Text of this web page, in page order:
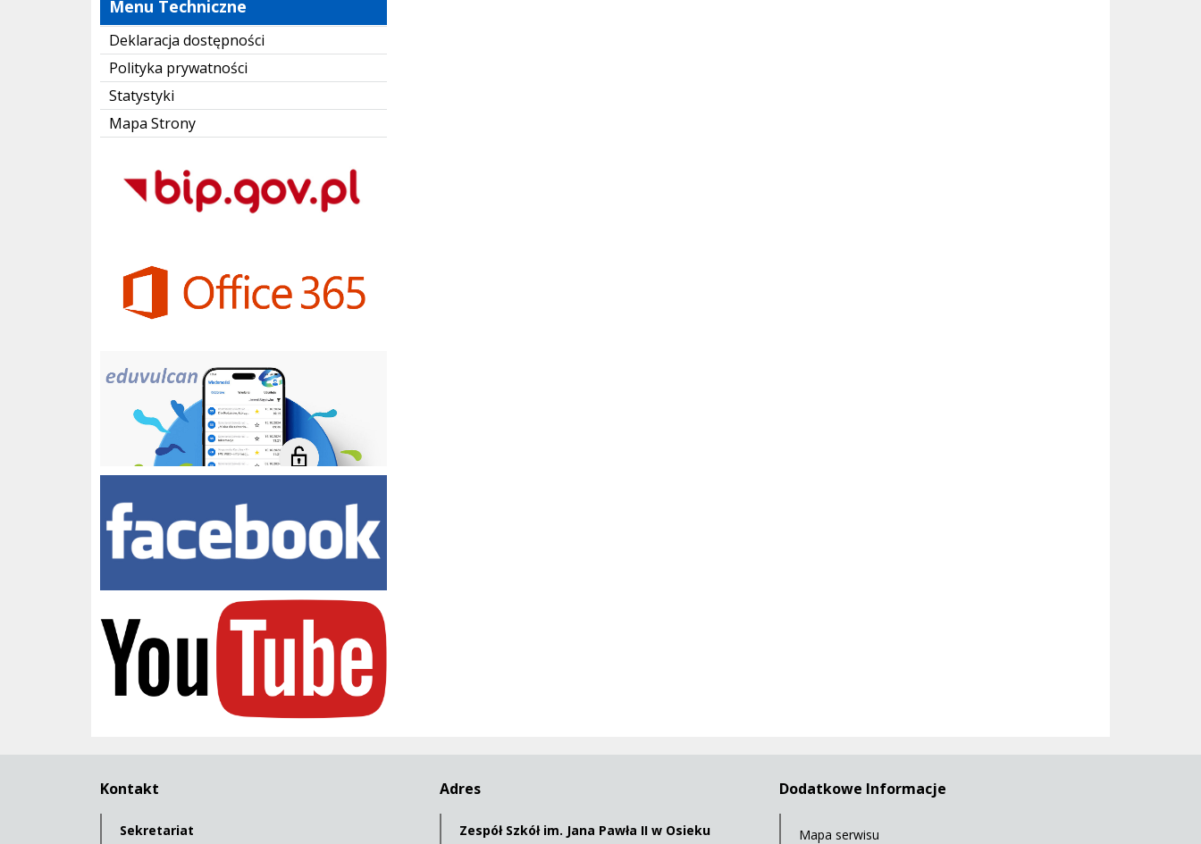
Menu Techniczne
Deklaracja dostępności
Polityka prywatności
Statystyki
Mapa Strony
Kontakt
Sekretariat
Adres
Zespół Szkół im. Jana Pawła II w Osieku
Dodatkowe Informacje
Mapa serwisu